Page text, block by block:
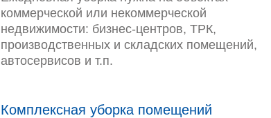
коммерческой или некоммерческой
недвижимости: бизнес-центров, ТРК,
производственных и складских помещений,
автосервисов и т.п.
Комплексная уборка помещений